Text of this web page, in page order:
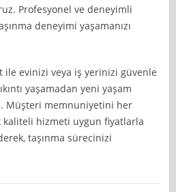
Profesyonel ve deneyimli
deneyimi yaşamanızı
ile evinizi veya iş yerinizi güvenle
yaşamadan yeni yaşam
Müşteri memnuniyetini her
hizmeti uygun fiyatlarla
taşınma sürecinizi